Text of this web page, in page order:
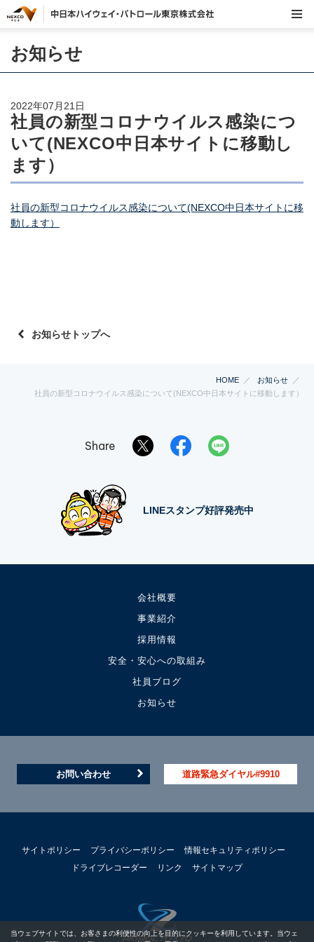
お知らせ
社員の新型コロナウイルス感染につ
いて(NEXCO中日本サイトに移動し
ます）
2022年07月21日
社員の新型コロナウイルス感染について(NEXCO中日本サイトに移
動します）
お知らせトップへ
HOME
お知らせ
社員の新型コロナウイルス感染について(NEXCO中日本サイトに移動します）
Share
LINEスタンプ好評発売中
会社概要
事業紹介
採用情報
安全・安心への取組み
社員ブログ
お知らせ
お問い合わせ 道路緊急ダイヤル#9910
サイトポリシー プライバシーポリシー
情報セキュリティポリシー
ドライブレコーダー
リンク サイトマップ
当ウェブサイトでは、お客さまの利便性の向上を目的にクッキーを利用しています。当ウェ